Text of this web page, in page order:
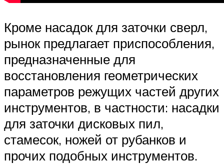
Кроме насадок для заточки сверл,
рынок предлагает приспособления,
предназначенные для
восстановления геометрических
параметров режущих частей других
инструментов, в частности: насадки
для заточки дисковых пил,
стамесок, ножей от рубанков и
прочих подобных инструментов.